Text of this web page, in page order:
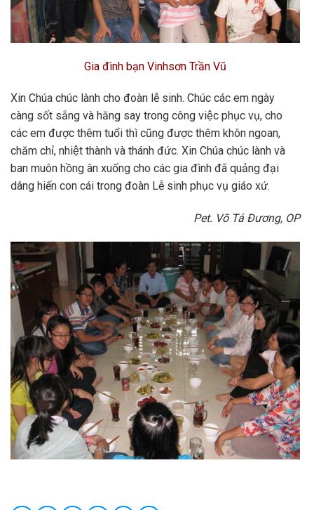
Gia đình bạn Vinhsơn Trần Vũ
Xin Chúa chúc lành cho đoàn lễ sinh. Chúc các em ngày
càng sốt sắng và hăng say trong công việc phục vụ, cho
các em được thêm tuổi thì cũng được thêm khôn ngoan,
chăm chỉ, nhiệt thành và thánh đức. Xin Chúa chúc lành và
ban muôn hồng ân xuống cho các gia đình đã quảng đại
dâng hiến con cái trong đoàn Lễ sinh phục vụ giáo xứ.
Pet. Võ Tá Đương, OP